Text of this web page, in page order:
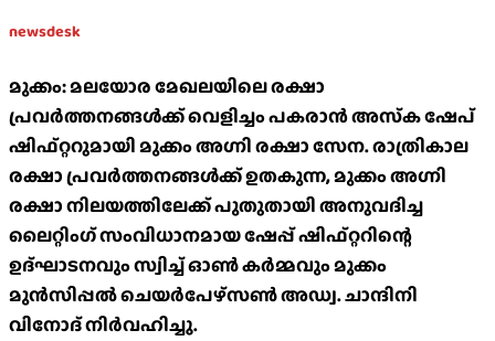
newsdesk
മുക്കം: മലയോര മേഖലയിലെ രക്ഷാ
പ്രവർത്തനങ്ങൾക്ക് വെളിച്ചം പകരാൻ അസ്‌ക ഷേപ്
ഷിഫ്റ്ററുമായി മുക്കം അഗ്നി രക്ഷാ സേന. രാത്രികാല
രക്ഷാ പ്രവർത്തനങ്ങൾക്ക് ഉതകുന്ന, മുക്കം അഗ്നി
രക്ഷാ നിലയത്തിലേക്ക് പുതുതായി അനുവദിച്ച
ലൈറ്റിംഗ് സംവിധാനമായ ഷേപ്പ് ഷിഫ്റ്ററിന്റെ
ഉദ്ഘാടനവും സ്വിച്ച് ഓൺ കർമ്മവും മുക്കം
മുൻസിപ്പൽ ചെയർപേഴ്സൺ അഡ്വ. ചാന്ദിനി
വിനോദ് നിർവഹിച്ചു.